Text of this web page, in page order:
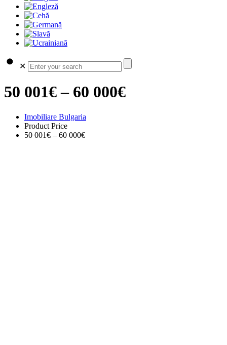
✕
50 001€ – 60 000€
Imobiliare Bulgaria
Product Price
50 001€ – 60 000€